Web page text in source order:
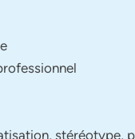
stéréotype,